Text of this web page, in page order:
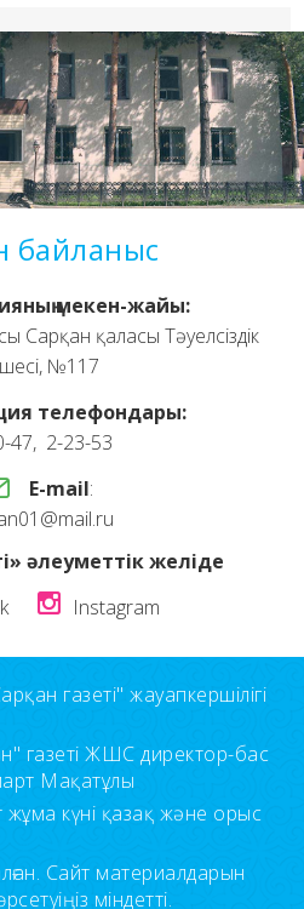
байланыс
мекен-жайы:
Сарқан қаласы Тәуелсіздік
№117
телефондары:
47, 2-23-53
E-mail:
әлеуметтік желіде
Instagram
газеті" жауапкершілігі
газеті ЖШС директор-бас
Мақатұлы
жұма күні қазақ және орыс
Сайт материалдарын
міндетті.